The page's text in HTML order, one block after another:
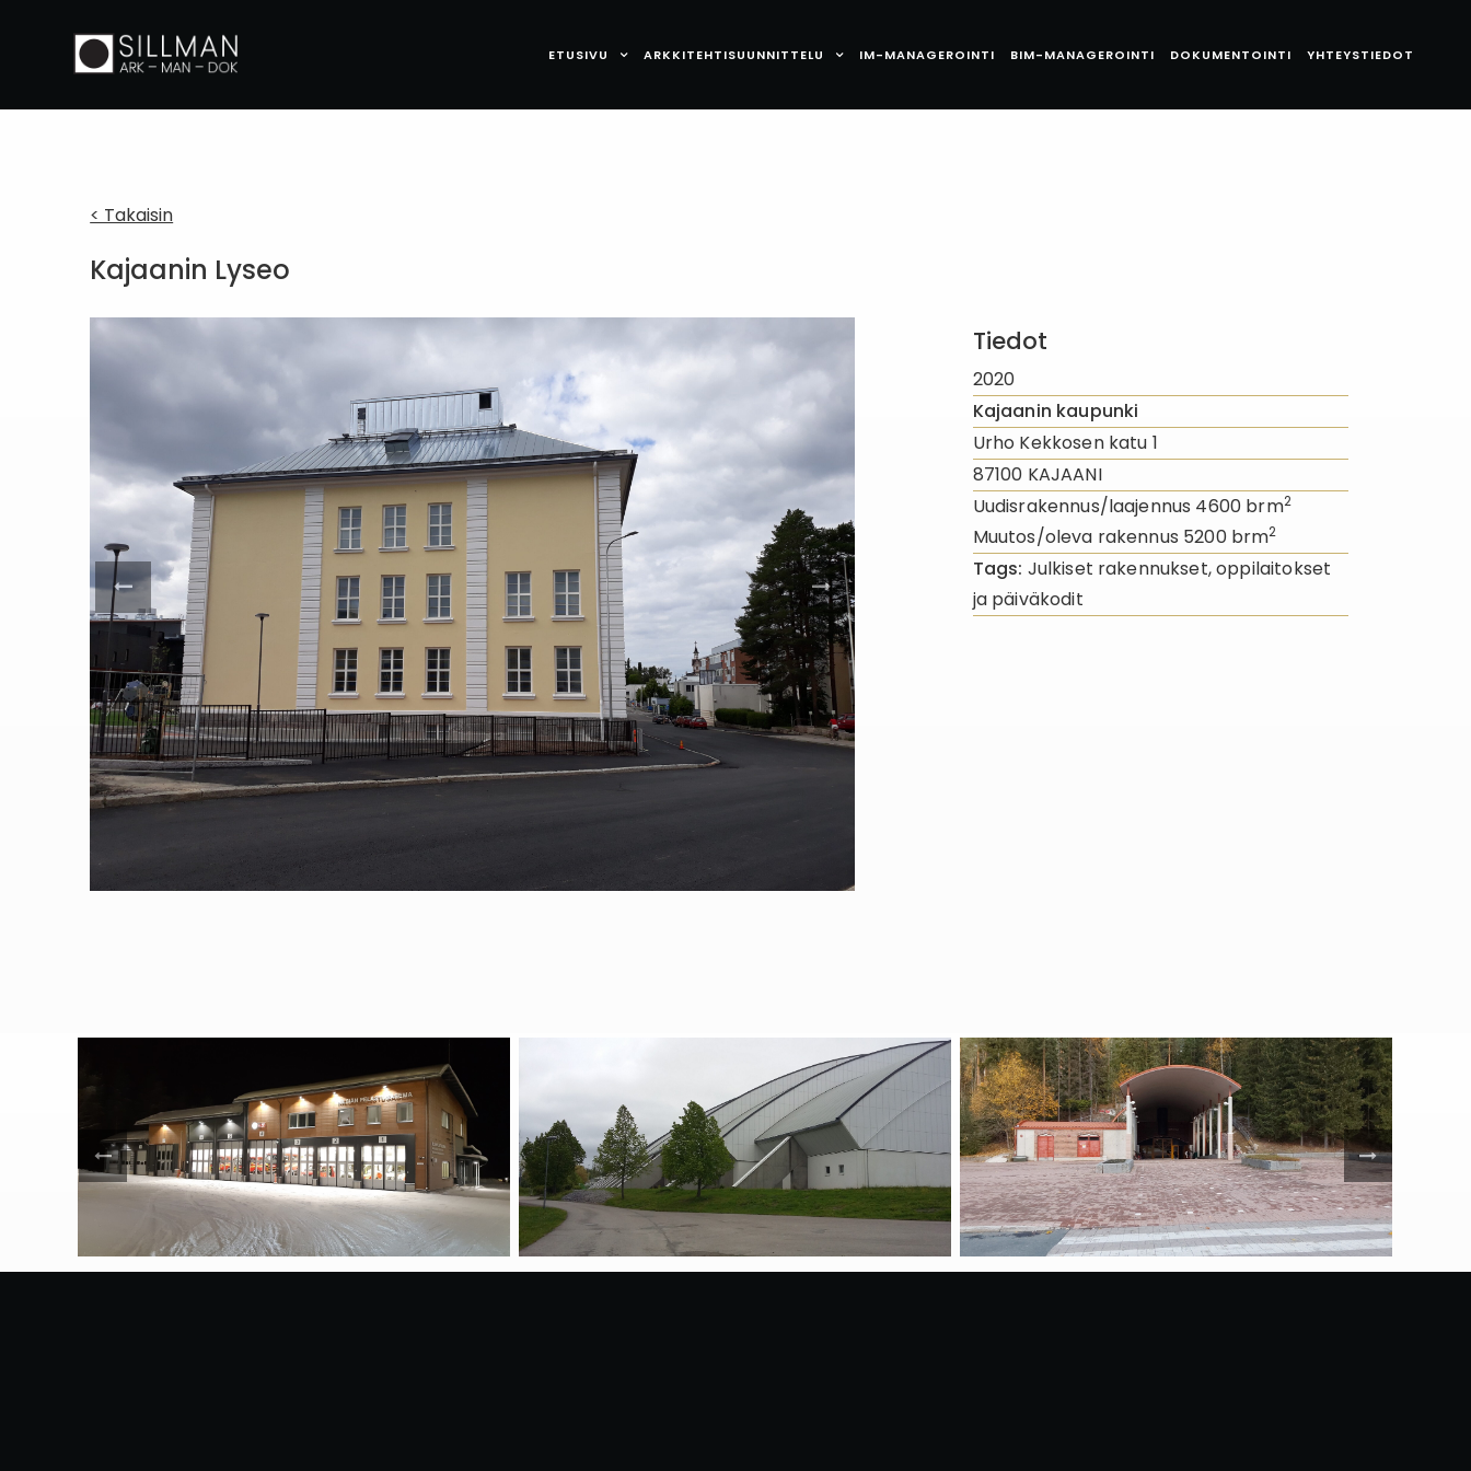
ETUSIVU ARKKITEHTISUUNNITTELU IM-MANAGEROINTI BIM-MANAGEROINTI DOKUMENTOINTI YHTEYSTIEDOT
< Takaisin
Kajaanin Lyseo
Tiedot
2020
Kajaanin kaupunki
Urho Kekkosen katu 1
87100 KAJAANI
Uudisrakennus/laajennus 4600 brm2
Muutos/oleva rakennus 5200 brm2
Tags: Julkiset rakennukset, oppilaitokset
ja päiväkodit